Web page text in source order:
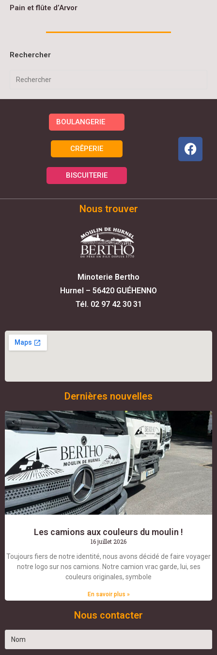
Pain et flûte d’Arvor
Rechercher
BOULANGERIE
CRÊPERIE
BISCUITERIE
Nous trouver
Minoterie Bertho
Hurnel – 56420 GUÉHENNO
Tél. 02 97 42 30 31
Dernières nouvelles
Les camions aux couleurs du moulin !
16 juillet 2026
Toujours fiers de notre identité, nous avons décidé de faire voyager
notre logo sur nos camions. Notre camion vrac garde, lui, ses
couleurs originales, symbole
En savoir plus »
Nous contacter